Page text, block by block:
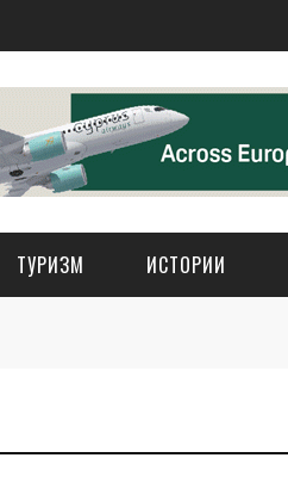
ТУРИЗМ ИСТОРИИ